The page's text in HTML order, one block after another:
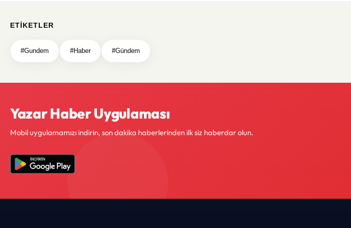
ETIKETLER
#Gundem #Haber #Gündem
Yazar Haber Uygulaması
Mobil uygulamamızı indirin, son dakika haberlerinden ilk siz haberdar olun.